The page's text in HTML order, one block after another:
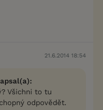
21.6.2014 18:54
Všichni to tu
odpovědět.